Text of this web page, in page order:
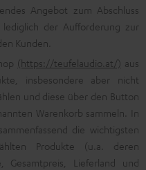
Angebot zum Abschluss
der Aufforderung zur
Kunden.
(https://teufelaudio.at/) aus
insbesondere aber nicht
und diese über den Button
Warenkorb sammeln. In
die wichtigsten
Produkte (u.a. deren
Gesamtpreis, Lieferland und